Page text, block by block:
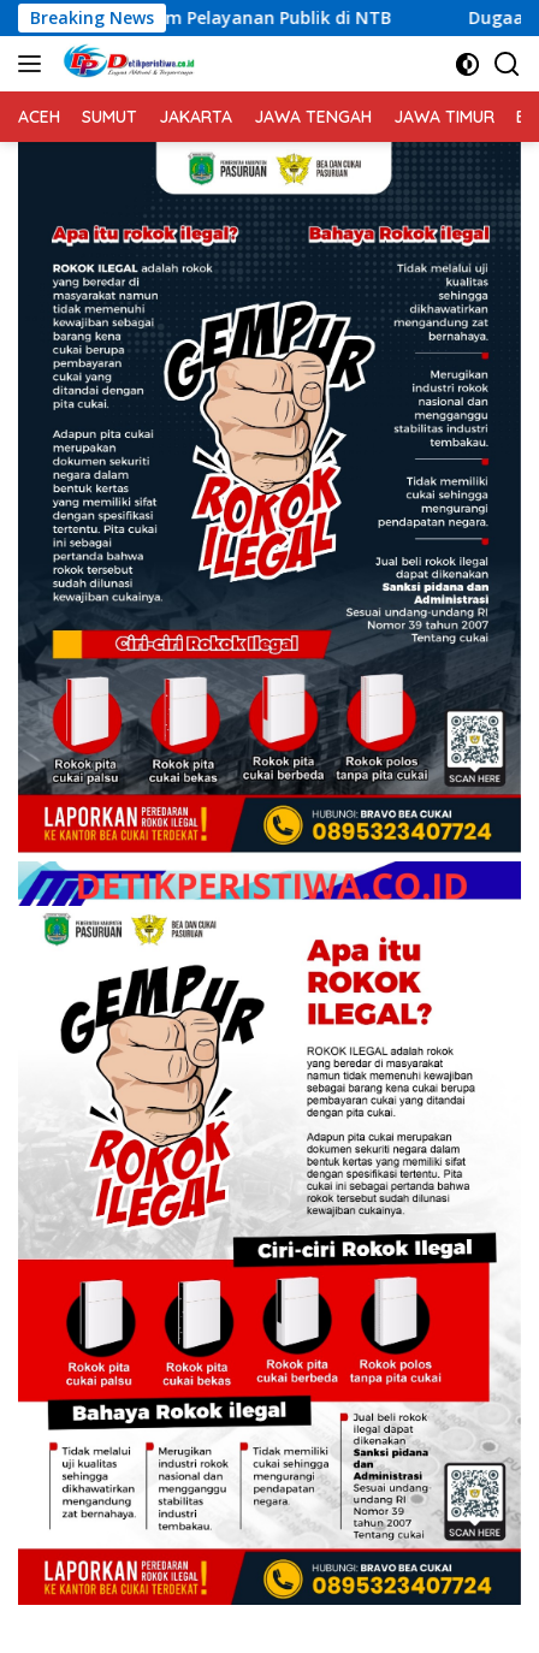
Langsung
ke
konten
Breaking News
Pelayanan Publik di NTB Dugaan Permasalahan
ACEH SUMUT JAKARTA JAWA TENGAH JAWA TIMUR